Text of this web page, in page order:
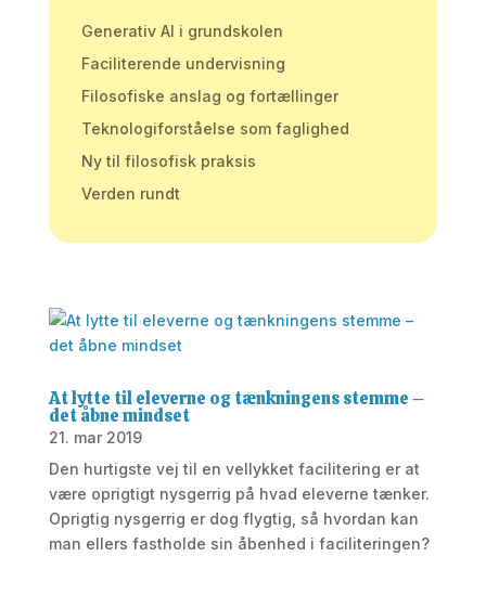
Generativ AI i grundskolen
Faciliterende undervisning
Filosofiske anslag og fortællinger
Teknologiforståelse som faglighed
Ny til filosofisk praksis
Verden rundt
At lytte til eleverne og tænkningens stemme –
det åbne mindset
21. mar 2019
Den hurtigste vej til en vellykket facilitering er at
være oprigtigt nysgerrig på hvad eleverne tænker.
Oprigtig nysgerrig er dog flygtig, så hvordan kan
man ellers fastholde sin åbenhed i faciliteringen?